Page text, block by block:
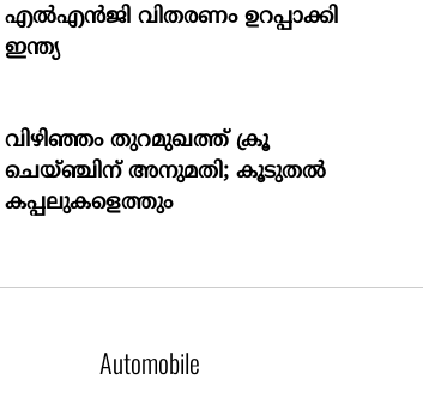
എൽഎൻജി വിതരണം ഉറപ്പാക്കി
ഇന്ത്യ
വിഴിഞ്ഞം തുറമുഖത്ത് ക്രൂ
ചെയ്ഞ്ചിന് അനുമതി; കൂടുതൽ
കപ്പലുകളെത്തും
Automobile